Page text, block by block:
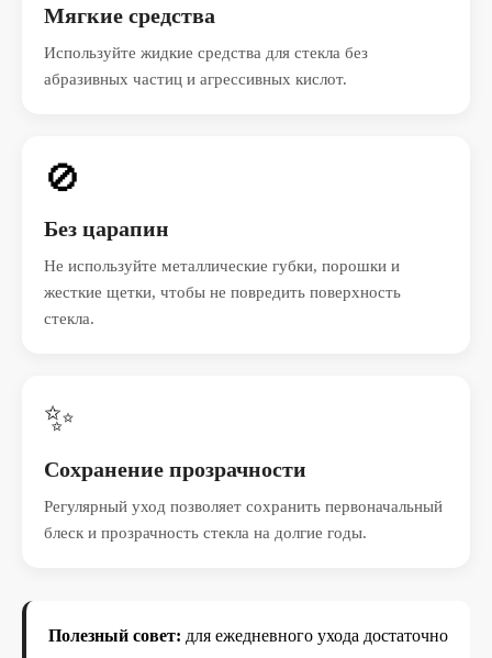
Мягкие средства
Используйте жидкие средства для стекла без
абразивных частиц и агрессивных кислот.
🚫
Без царапин
Не используйте металлические губки, порошки и
жесткие щетки, чтобы не повредить поверхность
стекла.
✨
Сохранение прозрачности
Регулярный уход позволяет сохранить первоначальный
блеск и прозрачность стекла на долгие годы.
Полезный совет: для ежедневного ухода достаточно